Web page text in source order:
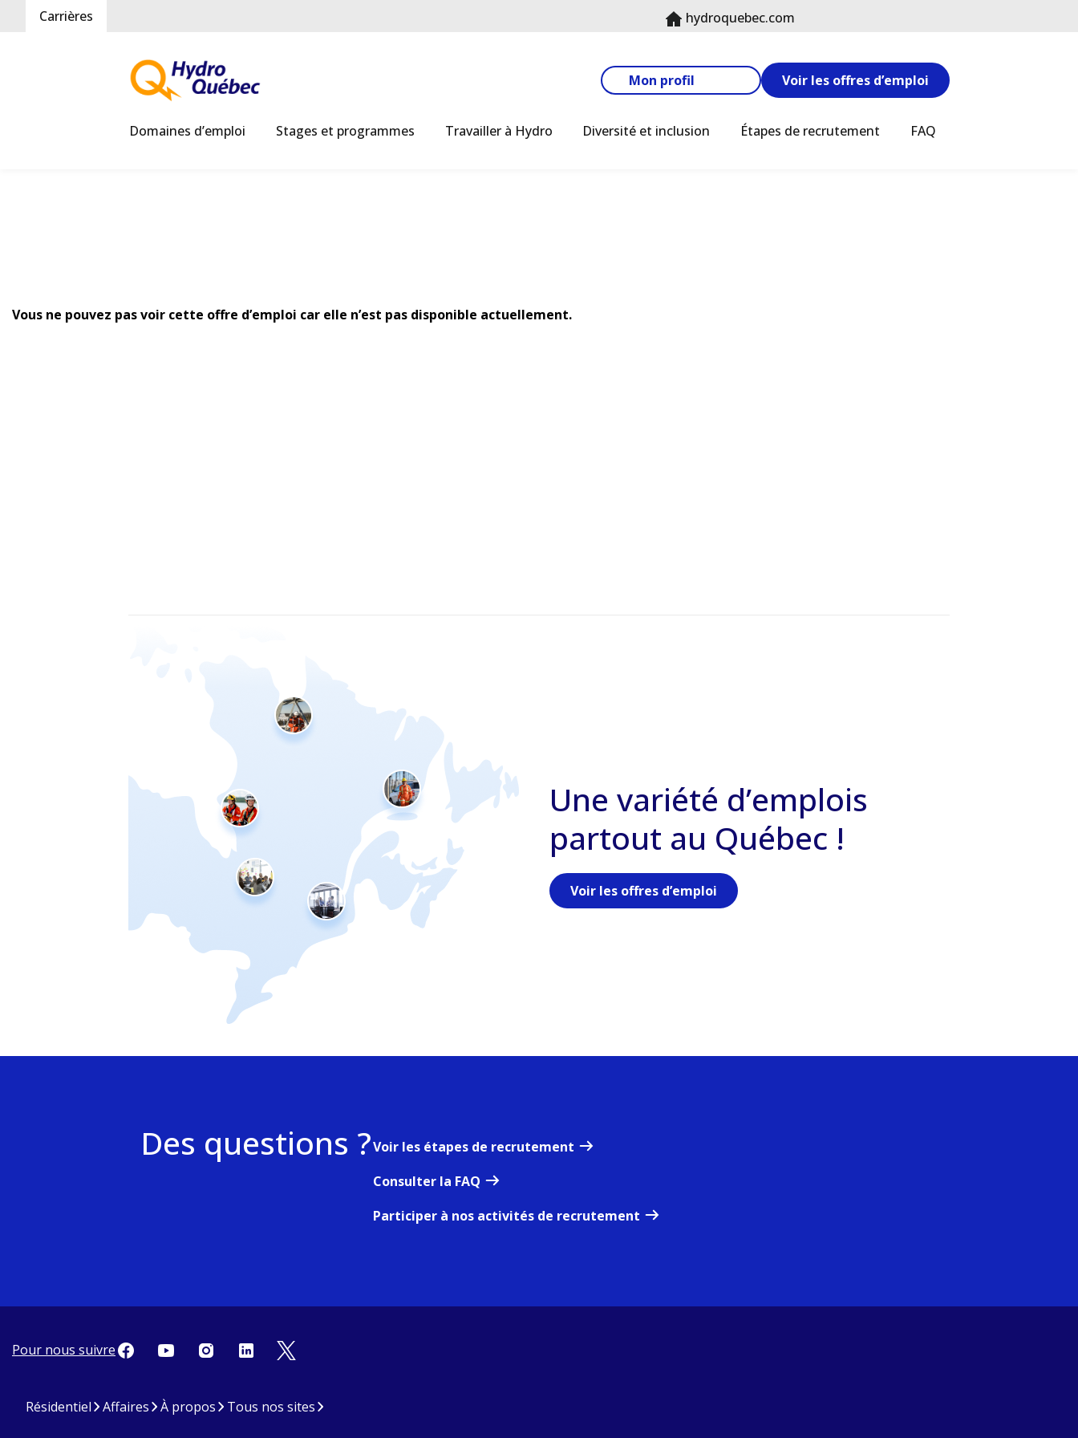
Carrières hydroquebec.com
Domaines d’emploi Stages et programmes Travailler à Hydro Diversité et inclusion Étapes de recrutement FAQ
Mon profil Voir les offres d’emploi
Vous ne pouvez pas voir cette offre d’emploi car elle n’est pas disponible actuellement.
Une variété d’emplois
partout au Québec !
Voir les offres d’emploi
Des questions ?Voir les étapes de recrutement
Consulter la FAQ
Participer à nos activités de recrutement
Pour nous suivre
Résidentiel Affaires À propos Tous nos sites